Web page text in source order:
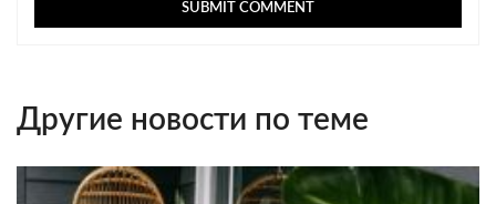
Другие новости по теме